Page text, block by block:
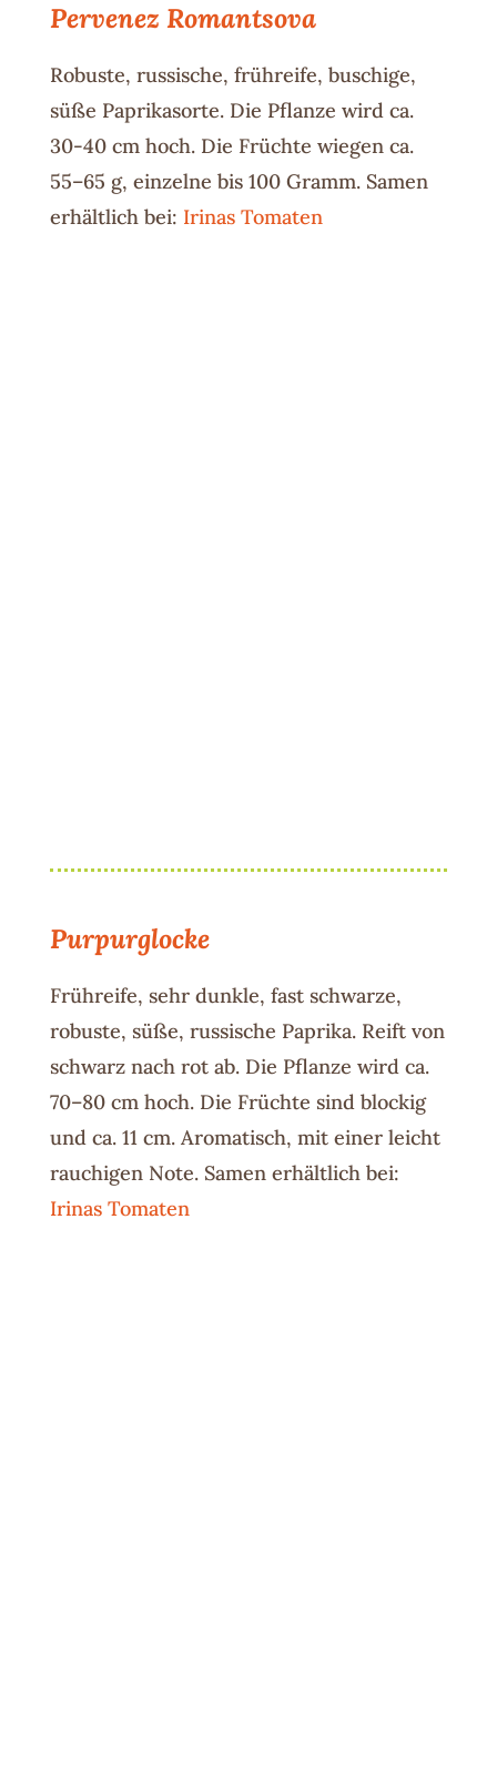
Pervenez Romantsova
Robuste, russische, frühreife, buschige,
süße Paprikasorte. Die Pflanze wird ca.
30-40 cm hoch. Die Früchte wiegen ca.
55–65 g, einzelne bis 100 Gramm. Samen
erhältlich bei: Irinas Tomaten
Purpurglocke
Frühreife, sehr dunkle, fast schwarze,
robuste, süße, russische Paprika. Reift von
schwarz nach rot ab. Die Pflanze wird ca.
70–80 cm hoch. Die Früchte sind blockig
und ca. 11 cm. Aromatisch, mit einer leicht
rauchigen Note. Samen erhältlich bei:
Irinas Tomaten